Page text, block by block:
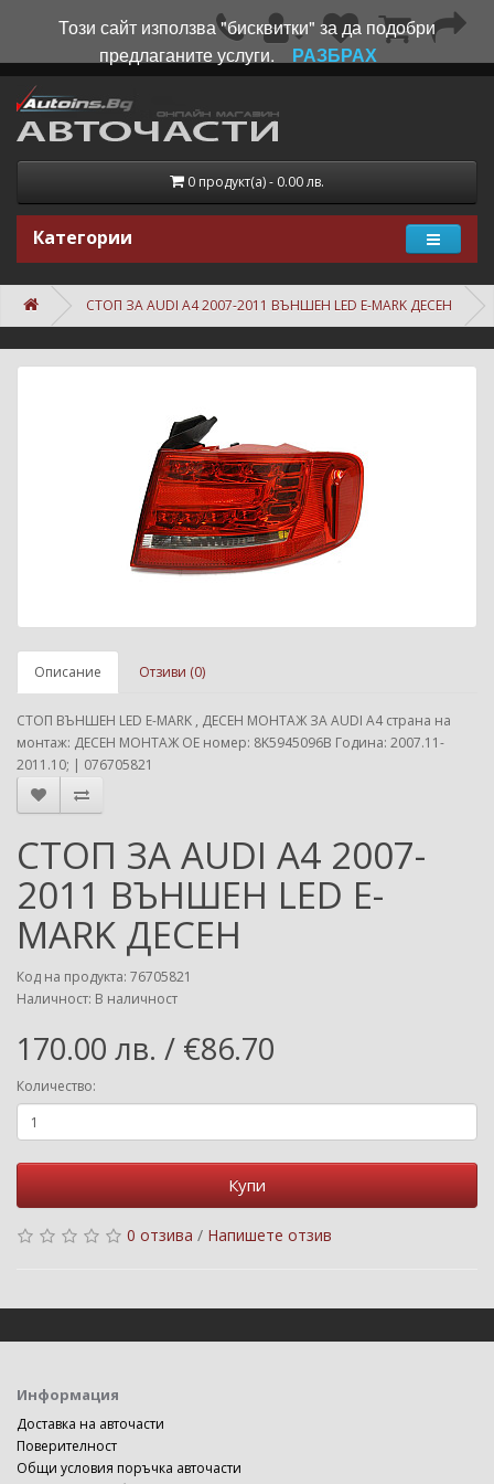
0 продукт(а) - 0.00 лв.
Категории
СТОП ЗА AUDI A4 2007-2011 ВЪНШЕН LED E-MARK ДЕСЕН
Описание Отзиви (0)
СТОП ВЪНШЕН LED E-MARK , ДЕСЕН МОНТАЖ ЗА AUDI A4 страна на
монтаж: ДЕСЕН МОНТАЖ ОЕ номер: 8K5945096B Година: 2007.11-
2011.10; | 076705821
СТОП ЗА AUDI A4 2007-
2011 ВЪНШЕН LED E-
MARK ДЕСЕН
Код на продукта: 76705821
Наличност: В наличност
170.00 лв. / €86.70
Количество:
Купи
0 отзива / Напишете отзив
Информация
Доставка на авточасти
Поверителност
Общи условия поръчка авточасти
Този сайт използва "бисквитки" за да подобри
предлаганите услуги.
РАЗБРАХ